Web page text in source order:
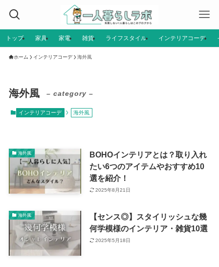
トップ 家具 家電 雑貨 ライフスタイル インテリアコーデ
ホーム インテリアコーデ 海外風
海外風 – category –
インテリアコーデ 海外風
海外風
BOHOインテリアとは？取り入れ
たい6つのアイテムやおすすめ10
選を紹介！
2025年8月21日
海外風
【センス◎】スタイリッシュな幾
何学模様のインテリア・雑貨10選
2025年5月18日